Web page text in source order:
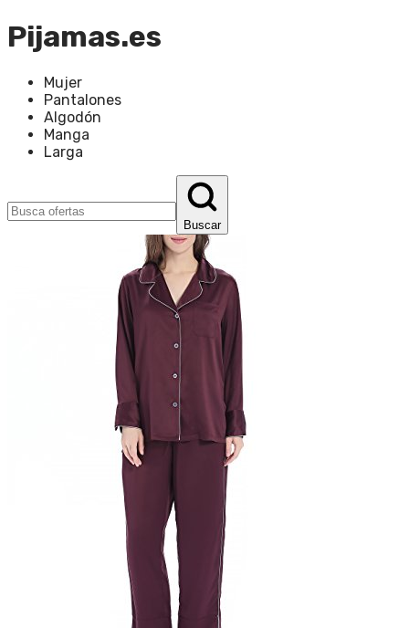
Pijamas.es
Mujer
Pantalones
Algodón
Manga
Larga
Buscar